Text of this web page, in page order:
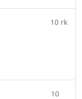
10 rk
10